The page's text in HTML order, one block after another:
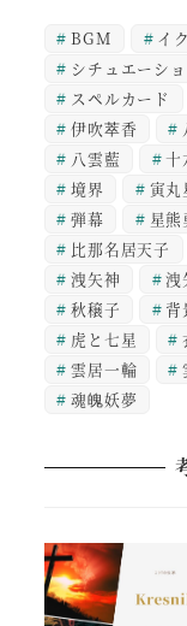
BGM イ
シチュエーシ
スペルカード
伊吹萃香
八雲藍
十
境界
寅丸
弾幕
星熊
比那名居天子
洩矢神
洩
秋穣子
背
虎と七星
雲居一輪
魂魄妖夢